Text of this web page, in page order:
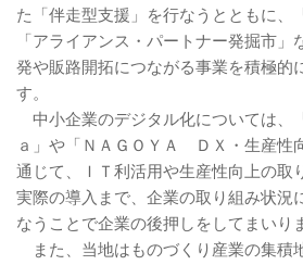
た「伴走型支援」を行なうとともに、
「アライアンス・パートナー発掘市」
発や販路開拓につながる事業を積極的
す。
中小企業のデジタル化については、
ａ」や「ＮＡＧＯＹＡ ＤＸ・生産性
通じて、ＩＴ利活用や生産性向上の取
実際の導入まで、企業の取り組み状況
なうことで企業の後押しをしてまいり
また、当地はものづくり産業の集積